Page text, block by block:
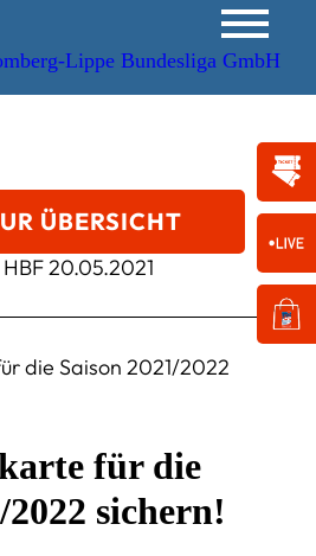
ÜBERSICHT
20.05.2021
für die
2022 sichern!